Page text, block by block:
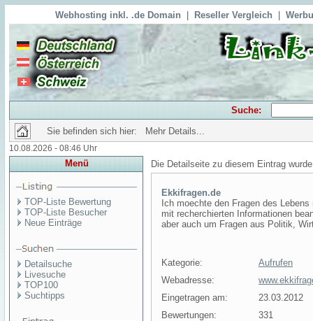
Webhosting inkl. .de Domain Reseller Vergleich
Suche:
Sie befinden sich hier: Mehr Details...
10.08.2026 - 08:46 Uhr
Menü
TOP-Liste Bewertung
TOP-Liste Besucher
Neue Einträge
Detailsuche
Livesuche
TOP100
Suchtipps
Die Detailseite zu diesem Eintrag
Ekkifragen.de
Ich moechte den Fragen des
mit recherchierten Informationen
aber auch um Fragen aus Politik,
Kategorie:
Aufrufen
Webadresse:
Eingetragen am:
23.03.2012
Bewertungen:
331